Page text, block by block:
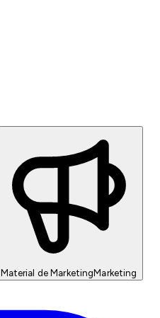
Material de MarketingMarketing